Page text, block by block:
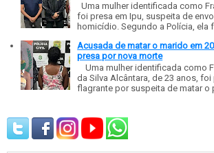
Uma mulher identificada como
foi presa em Ipu, suspeita de
homicídio. Segundo a Polícia, ela
Acusada de matar o marido em
presa por nova morte
Uma mulher identificada como
da Silva Alcântara, de 23 anos, foi
flagrante por suspeita de matar o